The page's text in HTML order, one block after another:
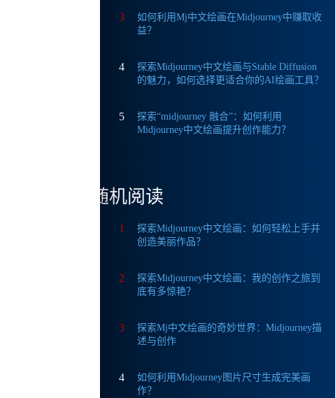
手的
3
如何利用Mj中文绘画在Midjourney中赚取收
益？
4
探索Midjourney中文绘画与Stable Diffusion
的魅力，如何选择更适合你的AI绘画工具？
5
探索“midjourney 融合”：如何利用
Midjourney中文绘画提升创作能力？
随机阅读
1
探索Midjourney中文绘画：如何轻松上手并
创造美丽作品？
2
探索Midjourney中文绘画：我的创作之旅到
底有多惊艳？
3
探索Mj中文绘画的奇妙世界：Midjourney描
述与创作
4
如何利用Midjourney图片尺寸生成完美画
作？